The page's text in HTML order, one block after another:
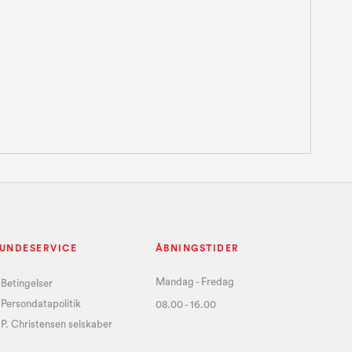
Betingelser
Persondatapolitik
P. Christensen selskaber
ÅBNINGSTIDER
Mandag - Fredag
08.00 - 16.00